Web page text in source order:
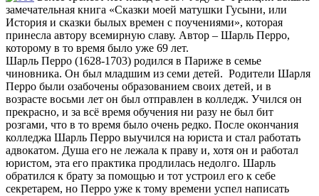
замечательная книга «Сказки моей матушки Гусыни, или
История и сказки былых времен с поучениями», которая
принесла автору всемирную славу. Автор – Шарль Перро,
которому в то время было уже 69 лет.
Шарль Перро (1628-1703) родился в Париже в семье
чиновника. Он был младшим из семи детей. Родители Шарля
Перро были озабочены образованием своих детей, и в
возрасте восьми лет он был отправлен в колледж. Учился он
прекрасно, и за всё время обучения ни разу не был бит
розгами, что в то время было очень редко. После окончания
колледжа Шарль Перро выучился на юриста и стал работать
адвокатом. Душа его не лежала к праву и, хотя он и работал
юристом, эта его практика продлилась недолго. Шарль
обратился к брату за помощью и тот устроил его к себе
секретарем, но Перро уже к тому времени успел написать